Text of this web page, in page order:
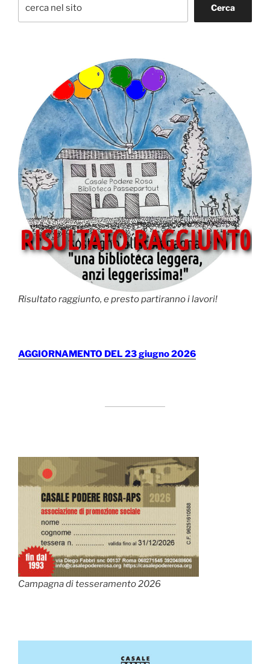
Cerca
Risultato raggiunto, e presto partiranno i lavori!
AGGIORNAMENTO DEL 23 giugno 2026
Campagna di tesseramento 2026